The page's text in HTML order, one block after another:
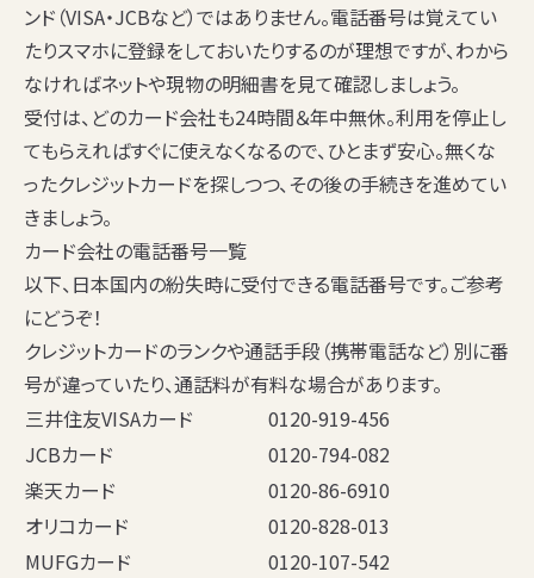
ンド（VISA・JCBなど）ではありません。電話番号は覚えてい
たりスマホに登録をしておいたりするのが理想ですが、わから
なければネットや現物の明細書を見て確認しましょう。
受付は、どのカード会社も24時間＆年中無休。利用を停止し
てもらえればすぐに使えなくなるので、ひとまず安心。無くな
ったクレジットカードを探しつつ、その後の手続きを進めてい
きましょう。
カード会社の電話番号一覧
以下、日本国内の紛失時に受付できる電話番号です。ご参考
にどうぞ！
クレジットカードのランクや通話手段（携帯電話など）別に番
号が違っていたり、通話料が有料な場合があります。
三井住友VISAカード
0120-919-456
JCBカード
0120-794-082
楽天カード
0120-86-6910
オリコカード
0120-828-013
MUFGカード
0120-107-542